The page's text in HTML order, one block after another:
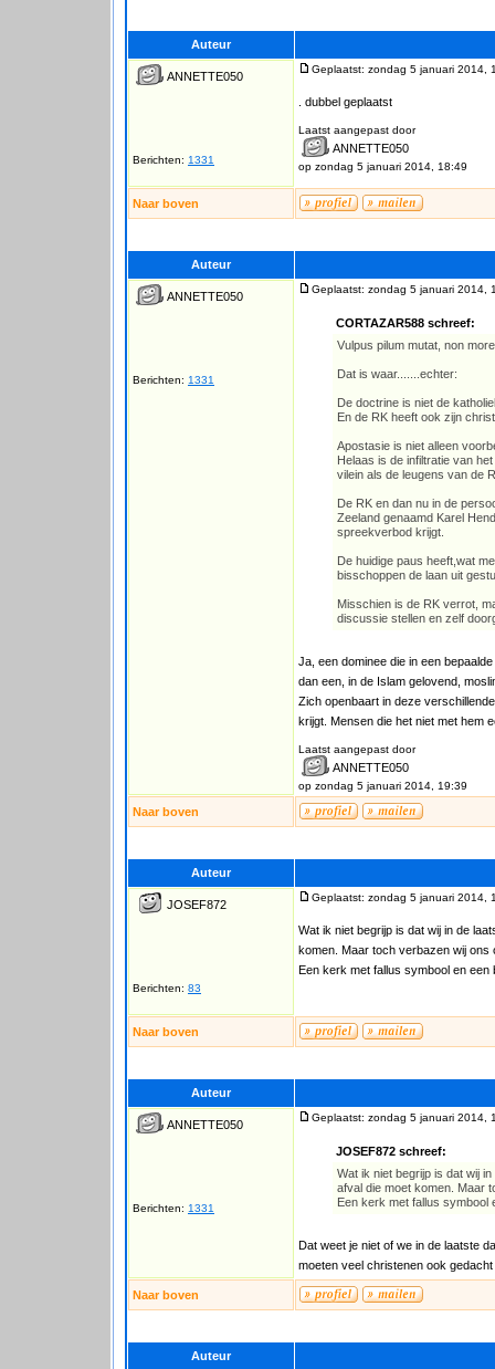
Auteur
ANNETTE050
Berichten: 1331
Geplaatst: zondag 5 januari 2014,
. dubbel geplaatst
Laatst aangepast door
ANNETTE050
op zondag 5 januari 2014, 18:49
Naar boven
Auteur
ANNETTE050
Berichten: 1331
Geplaatst: zondag 5 januari 2014,
CORTAZAR588 schreef:
Vulpus pilum mutat, non
Dat is waar.......echter:
De doctrine is niet de
En de RK heeft ook zijn
Apostasie is niet alleen
Helaas is de infiltratie van
vilein als de leugens van de
De RK en dan nu in de
Zeeland genaamd Karel
spreekverbod krijgt.
De huidige paus heeft,wat
bisschoppen de laan uit
Misschien is de RK verrot,
discussie stellen en zelf
Ja, een dominee die in een
dan een, in de Islam gelovend,
Zich openbaart in deze
krijgt. Mensen die het niet met hem
Laatst aangepast door
ANNETTE050
op zondag 5 januari 2014, 19:39
Naar boven
Auteur
JOSEF872
Berichten: 83
Geplaatst: zondag 5 januari 2014,
Wat ik niet begrijp is dat wij in de
komen. Maar toch verbazen wij ons
Een kerk met fallus symbool en
Naar boven
Auteur
ANNETTE050
Berichten: 1331
Geplaatst: zondag 5 januari 2014,
JOSEF872 schreef:
Wat ik niet begrijp is dat wij
afval die moet komen. Maar
Een kerk met fallus symbool
Dat weet je niet of we in de laatste
moeten veel christenen ook
Naar boven
Auteur